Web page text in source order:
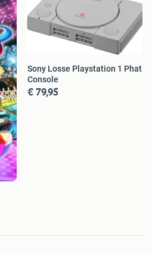
Sony Losse Playstation 1 Phat
Console
€ 79,95